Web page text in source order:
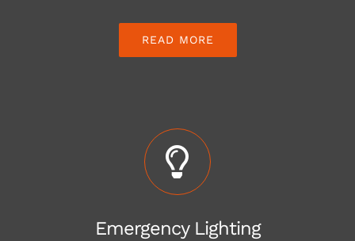
READ MORE
Emergency Lighting